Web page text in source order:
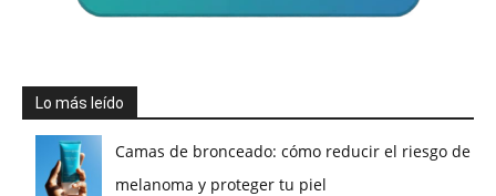
Lo más leído
Camas de bronceado: cómo reducir el riesgo de
melanoma y proteger tu piel